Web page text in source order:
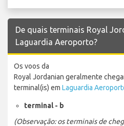
De quais terminais Royal
Laguardia Aeroporto?
Os voos da
Royal Jordanian geralmente
terminal(is) em Laguardia
terminal - b
(Observação: os terminais de